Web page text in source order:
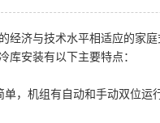
经济与技术水平相适应的家
库安装有以下主要特点：
，机组有自动和手动双位运